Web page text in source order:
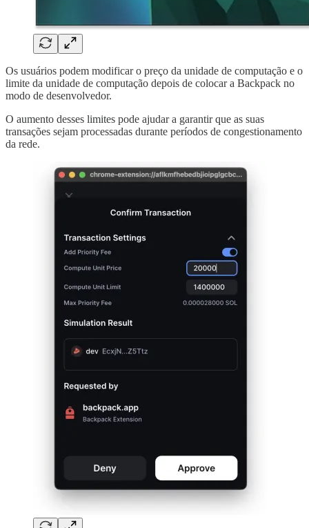
Os usuários podem modificar o preço da unidade de computação e o
limite da unidade de computação depois de colocar a Backpack no
modo de desenvolvedor.
O aumento desses limites pode ajudar a garantir que as suas
transações sejam processadas durante períodos de congestionamento
da rede.